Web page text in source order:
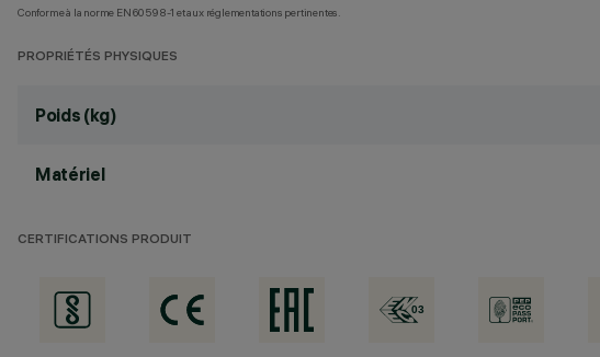
Conforme à la norme EN60598-1 et aux réglementations pertinentes.
PROPRIÉTÉS PHYSIQUES
Poids (kg)
Matériel
CERTIFICATIONS PRODUIT